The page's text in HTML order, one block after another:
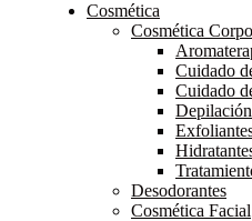
Cosmética
Cosmética
Cuidado
Cuidado
Desodorantes
Cosmética Facial